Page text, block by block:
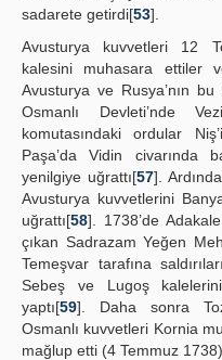
sadarete getirdi[53].
Avusturya kuvvetleri 12
kalesini muhasara ettiler
Avusturya ve Rusya’nın bu
Osmanlı Devleti’nde
komutasındaki ordular
Paşa’da Vidin civarında
yenilgiye uğrattı[57].
Avusturya kuvvetlerini
uğrattı[58]. 1738’de
çıkan Sadrazam Yeğen
Temeşvar tarafına
Sebeş ve Lugoş
yaptı[59]. Daha sonra
Osmanlı kuvvetleri Kornia
mağlup etti (4 Temmuz